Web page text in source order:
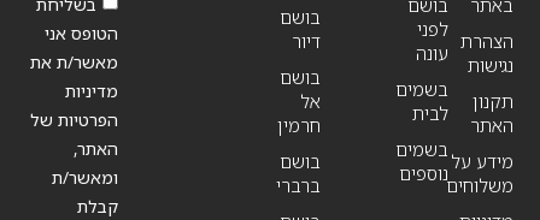
באתר
הצהרת
נגישות
תקנון
האתר
מידע על
משלוחים
בושם
לפני
עונה
בשמים
לבית
בשמים
נוספים
בושם
דיור
בושם
אל
חרמין
בושם
ברברי
הטופס אני
מאשר/ת את
מדיניות
הפרטיות של
האתר,
ומאשר/ת
קבלת